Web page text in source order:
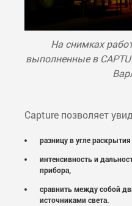
На снимках
выполненные в
Capture позволяет
разницу в угле
интенсивность и
прибора,
сравнить между собой
источниками света.